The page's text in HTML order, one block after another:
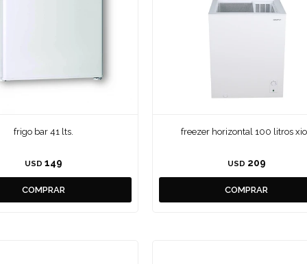
frigo bar 41 lts.
USD 149
freezer horizontal 100 litros
USD 209